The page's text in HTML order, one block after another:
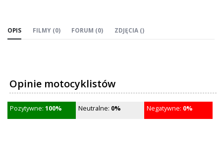
OPIS FILMY (0) FORUM (0) ZDJĘCIA ()
Opinie motocyklistów
Pozytywne: 100% Neutralne: 0% Negatywne: 0%